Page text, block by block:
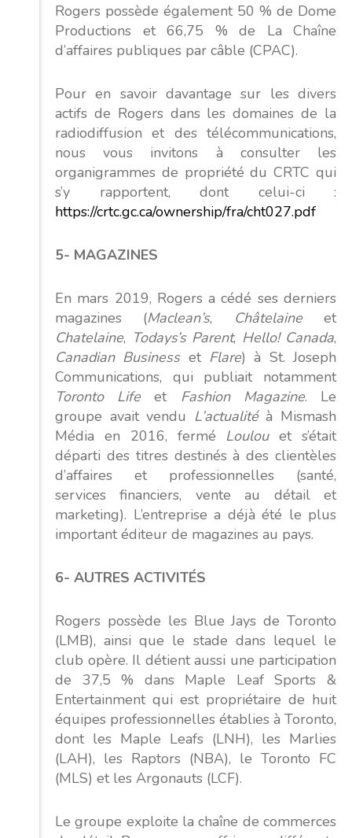
Rogers possède également 50 % de Dome
Productions et 66,75 % de La Chaîne
d’affaires publiques par câble (CPAC).
Pour en savoir davantage sur les divers
actifs de Rogers dans les domaines de la
radiodiffusion et des télécommunications,
nous vous invitons à consulter les
organigrammes de propriété du CRTC qui
s’y rapportent, dont celui-ci :
https://crtc.gc.ca/ownership/fra/cht027.pdf
5- MAGAZINES
En mars 2019, Rogers a cédé ses derniers
magazines (Maclean’s, Châtelaineet
Chatelaine, Todays’s Parent, Hello! Canada,
Canadian Businesset Flare) à St. Joseph
Communications, qui publiait notamment
Toronto Lifeet Fashion Magazine. Le
groupe avait vendu L’actualitéà Mismash
Média en 2016, fermé Loulouet s’était
départi des titres destinés à des clientèles
d’affaires et professionnelles (santé,
services financiers, vente au détail et
marketing). L’entreprise a déjà été le plus
important éditeur de magazines au pays.
6- AUTRES ACTIVITÉS
Rogers possède les Blue Jays de Toronto
(LMB), ainsi que le stade dans lequel le
club opère. Il détient aussi une participation
de 37,5 % dans Maple Leaf Sports &
Entertainment qui est propriétaire de huit
équipes professionnelles établies à Toronto,
dont les Maple Leafs (LNH), les Marlies
(LAH), les Raptors (NBA), le Toronto FC
(MLS) et les Argonauts (LCF).
Le groupe exploite la chaîne de commerces